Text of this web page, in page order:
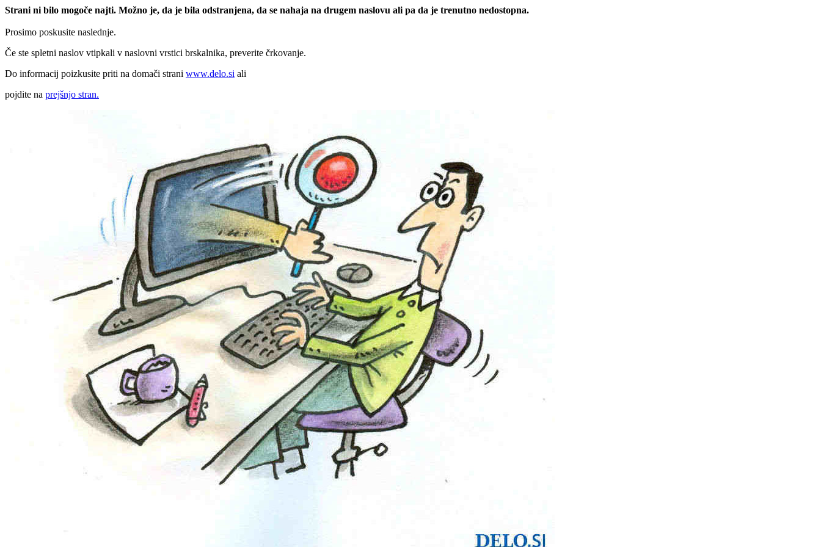
Strani ni bilo mogoče najti. Možno je, da je bila odstranjena, da se nahaja na drugem naslovu ali pa da je trenutno nedostopna.
Prosimo poskusite naslednje.
Če ste spletni naslov vtipkali v naslovni vrstici brskalnika, preverite črkovanje.
Do informacij poizkusite priti na domači strani www.delo.si ali
pojdite na prejšnjo stran.